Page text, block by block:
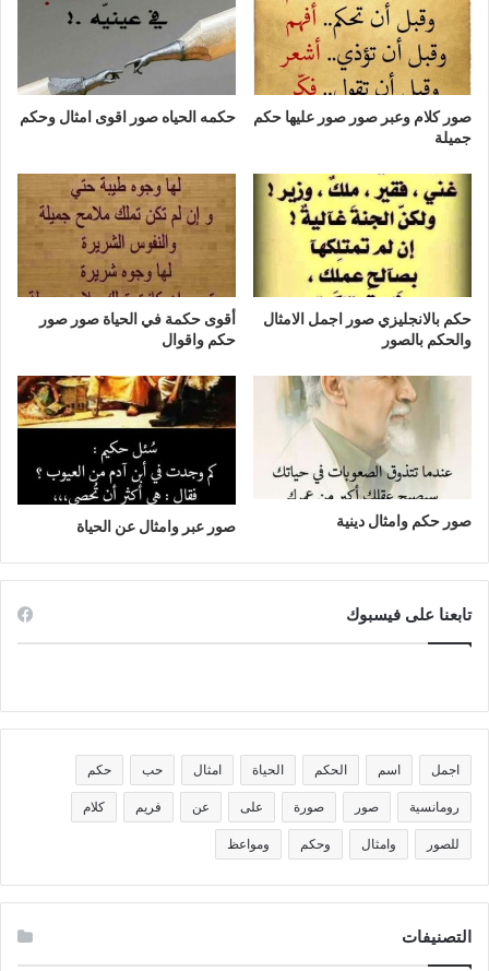
صور كلام وعبر صور صور عليها حكم
جميلة
حكمه الحياه صور اقوى امثال وحكم
حكم بالانجليزي صور اجمل الامثال
والحكم بالصور
أقوى حكمة في الحياة صور صور
حكم واقوال
صور حكم وامثال دينية صور عبر وامثال عن الحياة
تابعنا على فيسبوك
اجمل اسم الحكم الحياة امثال حب حكم
رومانسية صور صورة على عن فريم كلام
للصور وامثال وحكم ومواعظ
التصنيفات